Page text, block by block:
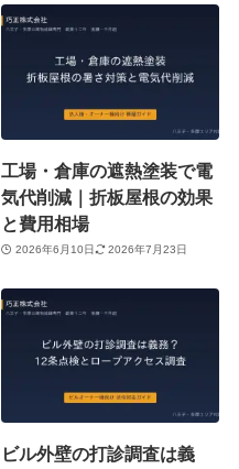
工場・倉庫の遮熱塗装で電
気代削減｜折板屋根の効果
と費用相場
2026年6月10日 2026年7月23日
ビル外壁の打診調査は義